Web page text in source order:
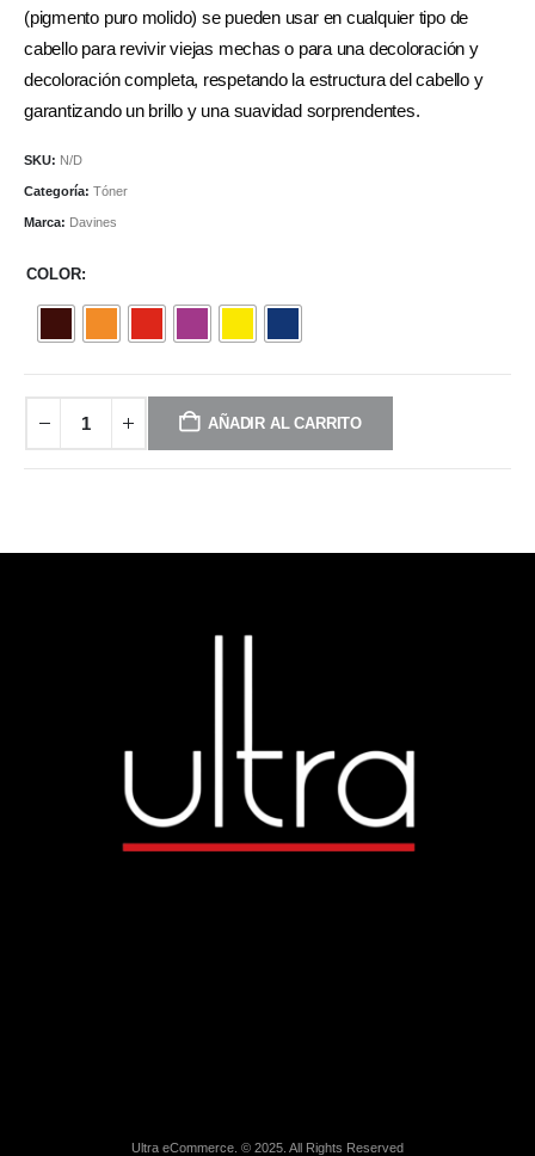
(pigmento puro molido) se pueden usar en cualquier tipo de
cabello para revivir viejas mechas o para una decoloración y
decoloración completa, respetando la estructura del cabello y
garantizando un brillo y una suavidad sorprendentes.
SKU: N/D
Categoría: Tóner
Marca: Davines
COLOR
AÑADIR AL CARRITO
Ultra eCommerce. © 2025. All Rights Reserved